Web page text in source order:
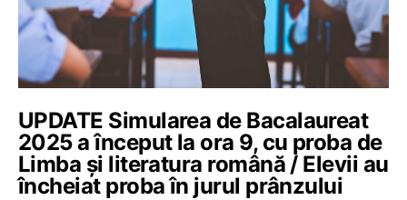
UPDATE Simularea de Bacalaureat
2025 a început la ora 9, cu proba de
Limba și literatura română / Elevii au
încheiat proba în jurul prânzului